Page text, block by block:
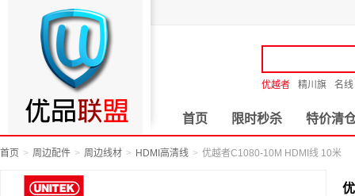
优越者 精川旗 名线
首页 限时秒杀 特价清
首页 周边配件 周边线材 HDMI高清线 优越者C1080-10M HDMI线 10米